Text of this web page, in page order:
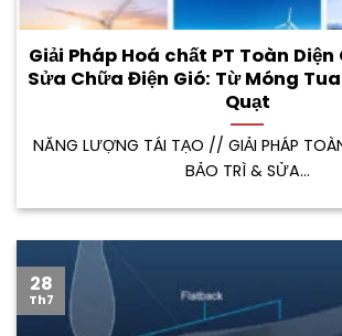
Giải Pháp Hoá chất PT Toàn Diện
Sửa Chữa Điện Gió: Từ Móng
Quạt
NĂNG LƯỢNG TÁI TẠO // GIẢI PHÁP
BẢO TRÌ & SỬA...
28
Th7